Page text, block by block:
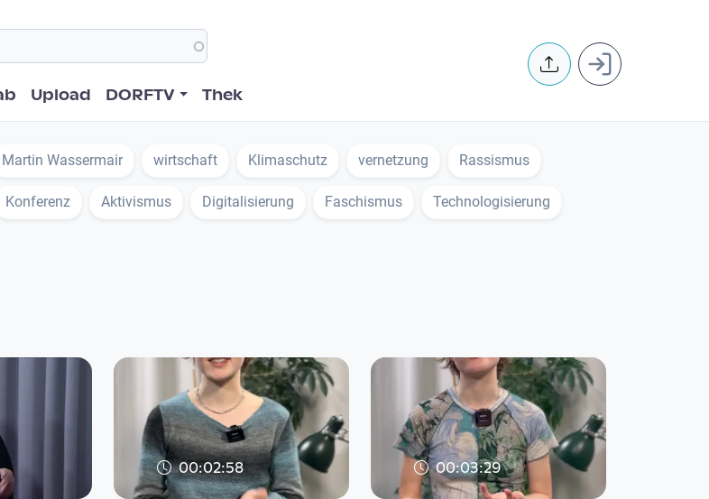
Upload DORFTV Thek
User
Martin Wassermair wirtschaft Klimaschutz vernetzung Rassismus
Konferenz Aktivismus Digitalisierung Faschismus Technologisierung
00:02:58 00:03:29